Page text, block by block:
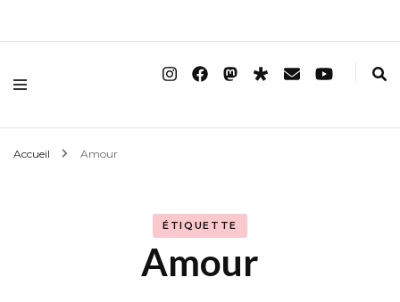
Accueil Amour
ÉTIQUETTE
Amour